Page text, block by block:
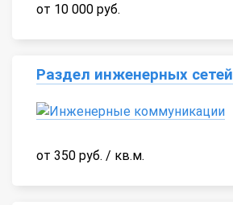
от 10 000 руб.
Раздел инженерных сетей
от 350 руб. / кв.м.